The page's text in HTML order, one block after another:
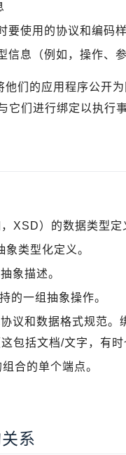
要使用的协议和编码
信息（例如，操作、
他们的应用程序公开
它们进行绑定以执行
XSD）的数据类型定
类型化定义。
象描述。
的一组抽象操作。
议和数据格式规范
包括文档/文字，有
合的单个端点。
系